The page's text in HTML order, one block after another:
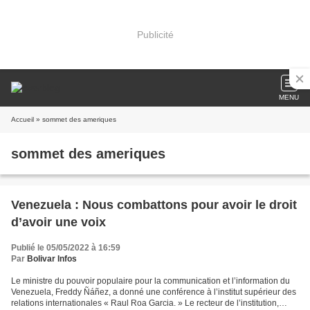
Publicité
MENU
Accueil » sommet des ameriques
sommet des ameriques
Venezuela : Nous combattons pour avoir le droit
d’avoir une voix
Publié le 05/05/2022 à 16:59
Par Bolivar Infos
Le ministre du pouvoir populaire pour la communication et l’information du
Venezuela, Freddy Ñáñez, a donné une conférence à l’institut supérieur des
relations internationales « Raul Roa Garcia. » Le recteur de l’institution,